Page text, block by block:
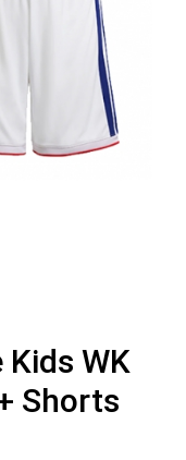
WK
Shorts